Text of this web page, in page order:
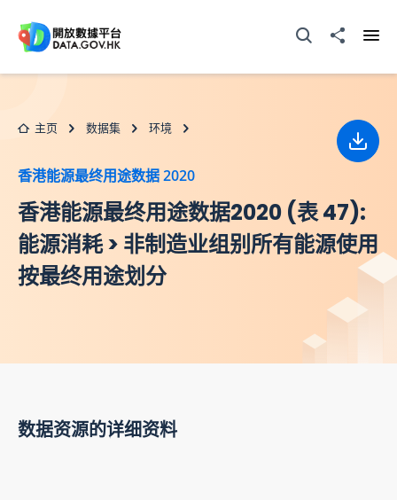
打开搜寻器分享至
主页 数据集 环境
香港能源最终用途数据 2020
香港能源最终用途数据2020 (表 47):
能源消耗 > 非制造业组别所有能源使用
按最终用途划分
下载
数据资源的详细资料